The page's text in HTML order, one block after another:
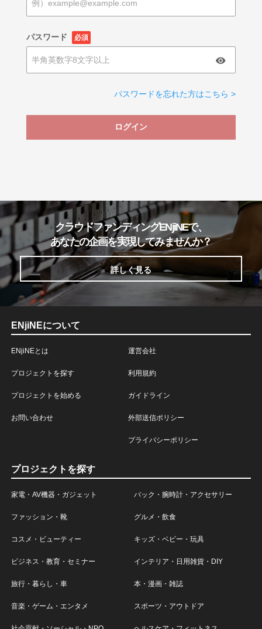
パスワード 必須
パスワードを忘れた方はこちら >
ログイン
クラウドファンディングENjiNEで、
あなたの企画を実現してみませんか？
詳しく見る
ENjiNEについて
ENjiNEとは
プロジェクトを探す
プロジェクトを始める
お問い合わせ
運営会社
利用規約
ガイドライン
外部送信ポリシー
プライバシーポリシー
プロジェクトを探す
家電・AV機器・ガジェット バック・腕時計・アクセサリー
ファッション・靴 グルメ・飲食
コスメ・ビューティー キッズ・ベビー・玩具
ビジネス・教育・セミナー インテリア・日用雑貨・DIY
旅行・暮らし・車 本・漫画・雑誌
音楽・ゲーム・エンタメ スポーツ・アウトドア